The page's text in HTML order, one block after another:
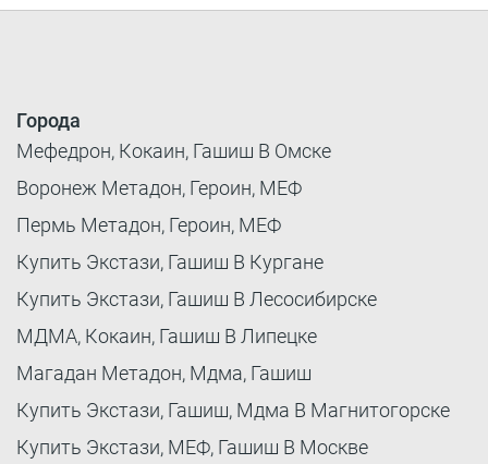
Города
Мефедрон, Кокаин, Гашиш В Омске
Воронеж Метадон, Героин, МЕФ
Пермь Метадон, Героин, МЕФ
Купить Экстази, Гашиш В Кургане
Купить Экстази, Гашиш В Лесосибирске
МДМА, Кокаин, Гашиш В Липецке
Магадан Метадон, Мдма, Гашиш
Купить Экстази, Гашиш, Мдма В Магнитогорске
Купить Экстази, МЕФ, Гашиш В Москве